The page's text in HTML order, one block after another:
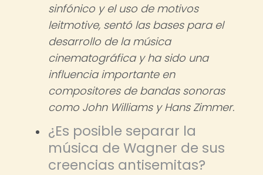
sinfónico y el uso de motivos
leitmotive, sentó las bases para el
desarrollo de la música
cinematográfica y ha sido una
influencia importante en
compositores de bandas sonoras
como John Williams y Hans Zimmer.
¿Es posible separar la
música de Wagner de sus
creencias antisemitas?